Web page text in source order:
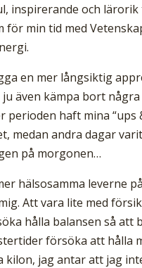
inspirerande och lärorik
för min tid med
en mer långsiktig
även kämpa bort
haft mina “ups
medan andra dagar
på morgonen…
hälsosamma leverne
Att vara lite med
hålla balansen så att
försöka att hålla
jag antar att jag